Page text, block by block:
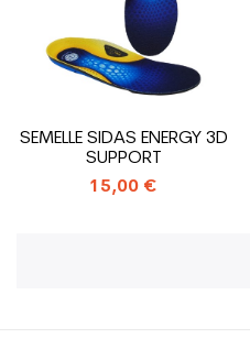
SEMELLE SIDAS ENERGY 3D
SUPPORT
15,00 €